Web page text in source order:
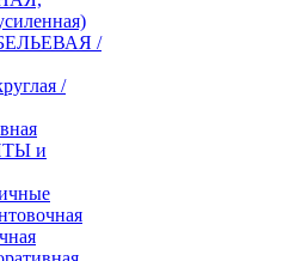
БЕЛЬЕВАЯ /
/
и